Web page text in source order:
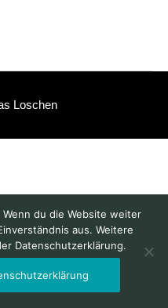
Loschen
du die Website weiter
aus. Weitere
Datenschutzerklärung.